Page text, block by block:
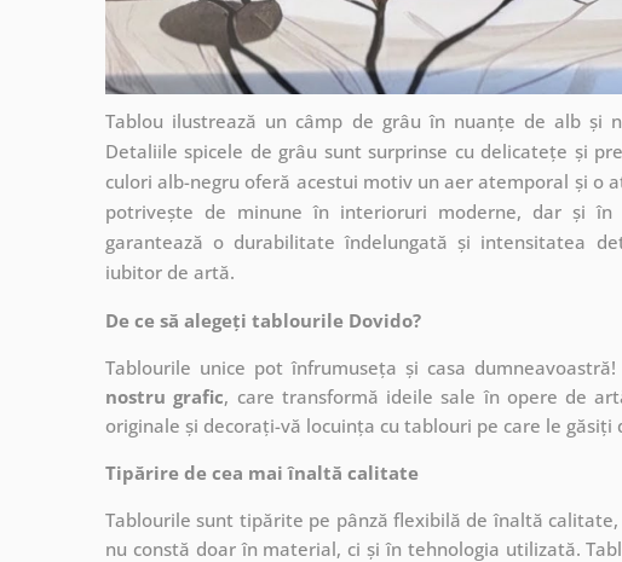
Tablou ilustrează un câmp de grâu în nuanțe de alb și
Detaliile spicele de grâu sunt surprinse cu delicatețe și
culori alb-negru oferă acestui motiv un aer atemporal și o
potrivește de minune în interioruri moderne, dar și
garantează o durabilitate îndelungată și intensitatea
iubitor de artă.
De ce să alegeți tablourile Dovido?
Tablourile unice pot înfrumuseța și casa dumneavoastră!
nostru grafic, care transformă ideile sale în opere de
originale și decorați-vă locuința cu tablouri pe care le găsiți
Tipărire de cea mai înaltă calitate
Tablourile sunt tipărite pe pânză flexibilă de înaltă
nu constă doar în material, ci și în tehnologia utilizată.